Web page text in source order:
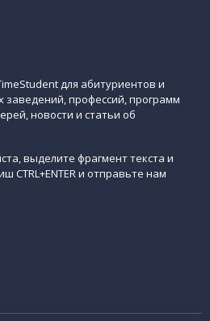
для абитуриентов и
заведений, профессий, программ
новости и статьи об
выделите фрагмент текста и
и отправьте нам